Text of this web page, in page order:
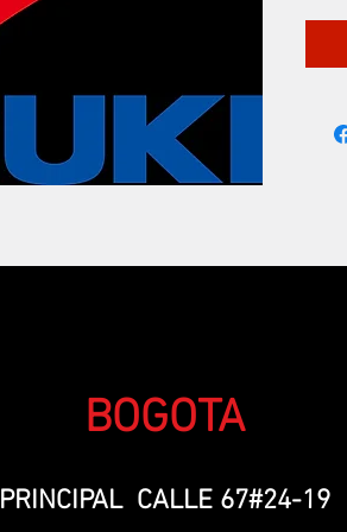
BOGOTA
PRINCIPAL CALLE 67#24-19